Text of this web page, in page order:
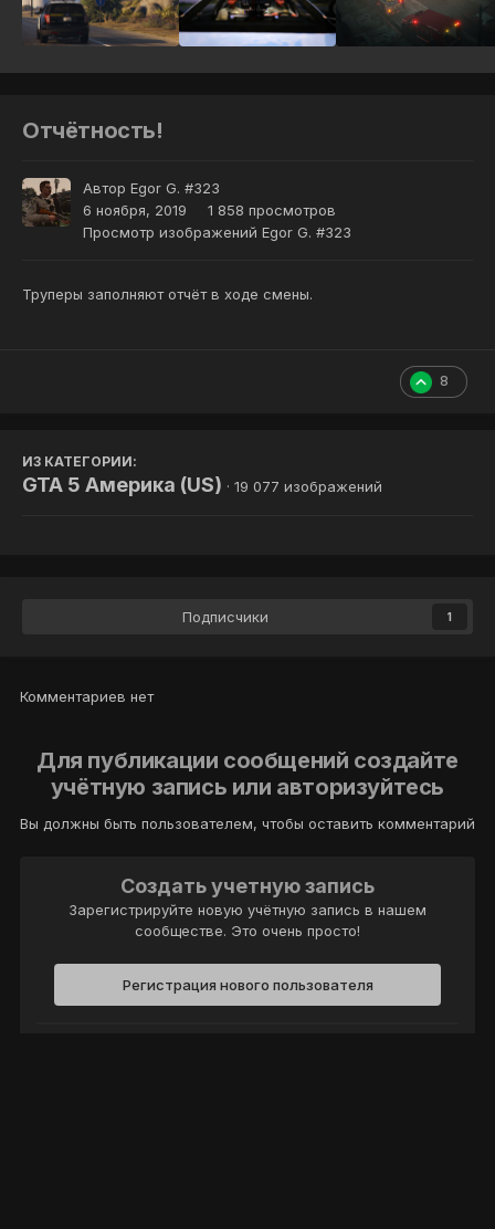
Отчётность!
Автор Egor G. #323
6 ноября, 2019
1 858 просмотров
Просмотр изображений Egor G. #323
Труперы заполняют отчёт в ходе смены.
8
ИЗ КАТЕГОРИИ:
GTA 5 Америка (US) · 19 077 изображений
Подписчики 1
Комментариев нет
Для публикации сообщений создайте
учётную запись или авторизуйтесь
Вы должны быть пользователем, чтобы оставить комментарий
Создать учетную запись
Зарегистрируйте новую учётную запись в нашем
сообществе. Это очень просто!
Регистрация нового пользователя